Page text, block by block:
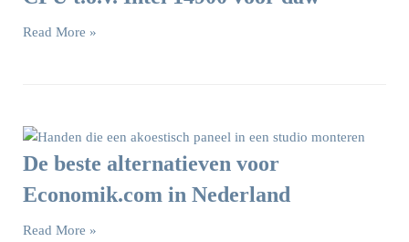
Read More »
De beste alternatieven voor
Economik.com in Nederland
Read More »